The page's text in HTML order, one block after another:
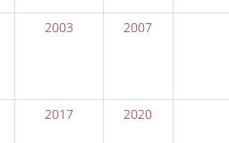
2003 2007
2017 2020